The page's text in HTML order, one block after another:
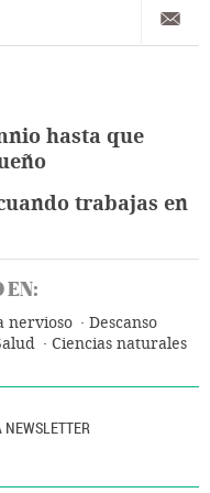
hasta que
trabajas en
EN:
nervioso
Descanso
Ciencias naturales
NEWSLETTER